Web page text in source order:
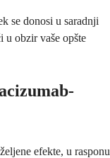
se donosi u saradnji
u obzir vaše opšte
efekte, u rasponu